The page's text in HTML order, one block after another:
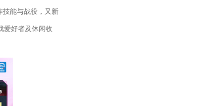
技能与战役，又新
爱好者及休闲收